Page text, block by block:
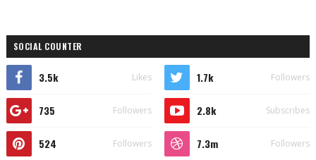
SOCIAL COUNTER
3.5k Likes 1.7k Followers
735 Followers 2.8k Subscribes
524 Followers 7.3m Followers